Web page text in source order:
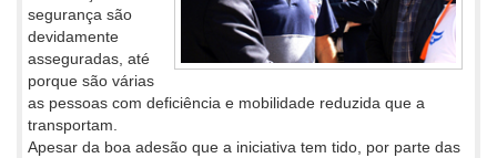
segurança são
devidamente
asseguradas, até
porque são várias
as pessoas com deficiência e mobilidade reduzida que a
transportam.
Apesar da boa adesão que a iniciativa tem tido, por parte das